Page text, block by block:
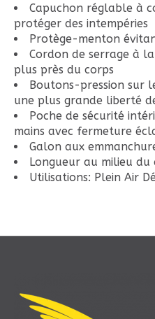
Capuchon réglable à
protéger des intempéries
Protège-menton
Cordon de serrage à
plus près du corps
Boutons-pression sur
une plus grande liberté
Poche de sécurité
mains avec fermeture
Galon aux
Longueur au milieu
Utilisations: Plein Air